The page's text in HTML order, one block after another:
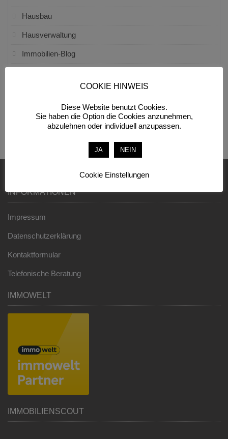
Hausbau
Hausverwaltung
Immobilien-Blog
Sicherheit
INFORMATIONEN
Impressum
Datenschutzerklärung
Kontaktformular
Telefonische Beratung
IMMOWELT
IMMOBILIENSCOUT
COOKIE HINWEIS
Diese Website benutzt Cookies.
Sie haben die Option die Cookies anzunehmen,
abzulehnen oder individuell anzupassen.
JA NEIN
Cookie Einstellungen